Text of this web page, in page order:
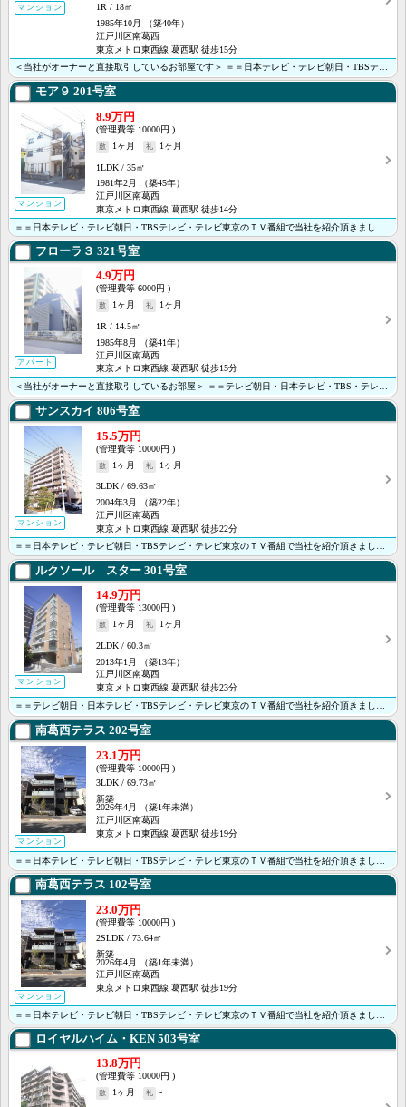
マンション 1R
18㎡
1985年10月
（築40年）
江戸川区南葛西
東京メトロ東西線 葛西駅 徒歩15分
＜当社がオーナーと直接取引しているお部屋です＞ ＝＝日本テレビ・テレビ朝日・TBSテレビ・テレビ東京･･･
モア９ 201号室
マンション
8.9万円
10000円
1ヶ月
1ヶ月
1LDK
35㎡
1981年2月
（築45年）
江戸川区南葛西
東京メトロ東西線 葛西駅 徒歩14分
＝＝日本テレビ・テレビ朝日・TBSテレビ・テレビ東京のＴＶ番組で当社を紹介頂きました＝ ＜当社がオー･･･
フローラ３ 321号室
アパート
4.9万円
6000円
1ヶ月
1ヶ月
1R
14.5㎡
1985年8月
（築41年）
江戸川区南葛西
東京メトロ東西線 葛西駅 徒歩15分
＜当社がオーナーと直接取引しているお部屋＞ ＝＝テレビ朝日・日本テレビ・TBS・テレビ東京のTV番組･･･
サンスカイ 806号室
マンション
15.5万円
10000円
1ヶ月
1ヶ月
3LDK
69.63㎡
2004年3月
（築22年）
江戸川区南葛西
東京メトロ東西線 葛西駅 徒歩22分
＝＝日本テレビ・テレビ朝日・TBSテレビ・テレビ東京のＴＶ番組で当社を紹介頂きました＝＝ ＜＜オンラ･･･
ルクソール スター 301号室
マンション
14.9万円
13000円
1ヶ月
1ヶ月
2LDK
60.3㎡
2013年1月
（築13年）
江戸川区南葛西
東京メトロ東西線 葛西駅 徒歩23分
＝＝テレビ朝日・日本テレビ・TBSテレビ・テレビ東京のＴＶ番組で当社を紹介頂きました＝＝ ＜＜オンラ･･･
南葛西テラス 202号室
マンション
23.1万円
10000円
3LDK
69.73㎡
新築
2026年4月
（築1年未満）
江戸川区南葛西
東京メトロ東西線 葛西駅 徒歩19分
南葛西テラス 102号室
マンション
23.0万円
10000円
2SLDK
73.64㎡
新築
2026年4月
（築1年未満）
江戸川区南葛西
東京メトロ東西線 葛西駅 徒歩19分
ロイヤルハイム・KEN503号室
13.8万円
10000円
1ヶ月
-